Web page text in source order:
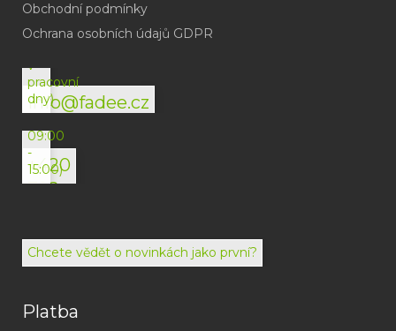
Obchodní podmínky
Ochrana osobních údajů GDPR
info@fadee.cz
(odpověď
do
v
pracovní
dny)
+420
792
072
(Po-
09:00
-
15:00)
Chcete vědět o novinkách jako první?
Platba